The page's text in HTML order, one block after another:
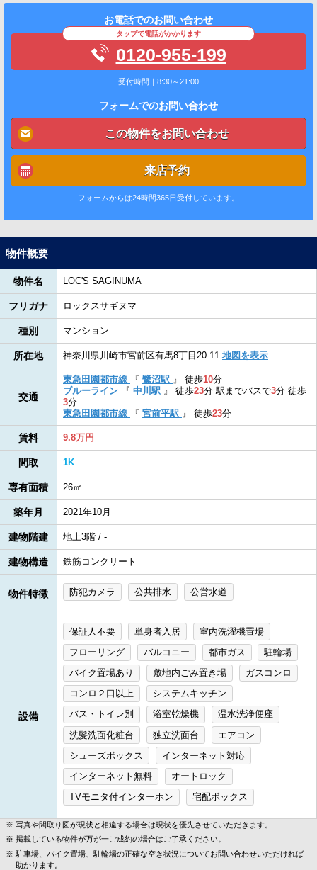
お電話でのお問い合わせ
タップで電話がかかります
0120-955-199
受付時間｜8:30～21:00
フォームでのお問い合わせ
この物件をお問い合わせ
来店予約
フォームからは24時間365日受付しています。
物件概要
物件名 LOC'S SAGINUMA
フリガナ ロックスサギヌマ
種別 マンション
所在地 神奈川県川崎市宮前区有馬8丁目20-11 地図を表示
交通
東急田園都市線 『 鷺沼駅 』 徒歩10分
ブルーライン
『 中川駅 』 徒歩23分 駅までバスで3分 徒歩
3分
東急田園都市線
『 宮前平駅 』 徒歩23分
賃料 9.8万円
間取 1K
専有面積 26㎡
築年月 2021年10月
建物階建 地上3階 / -
建物構造 鉄筋コンクリート
物件特徴 防犯カメラ 公共排水 公営水道
設備
保証人不要 単身者入居
室内洗濯機置場
フローリング
バルコニー 都市ガス
駐輪場
バイク置場あり
敷地内ごみ置き場
ガスコンロ
コンロ２口以上
システムキッチン
バス・トイレ別
浴室乾燥機
温水洗浄便座
洗髪洗面化粧台
独立洗面台
エアコン
シューズボックス
インターネット対応
インターネット無料
オートロック
TVモニタ付インターホン
宅配ボックス
写真や間取り図が現状と相違する場合は現状を優先させていただきます。
掲載している物件が万が一ご成約の場合はご了承ください。
駐車場、バイク置場、駐輪場の正確な空き状況についてお問い合わせいただければ
助かります。